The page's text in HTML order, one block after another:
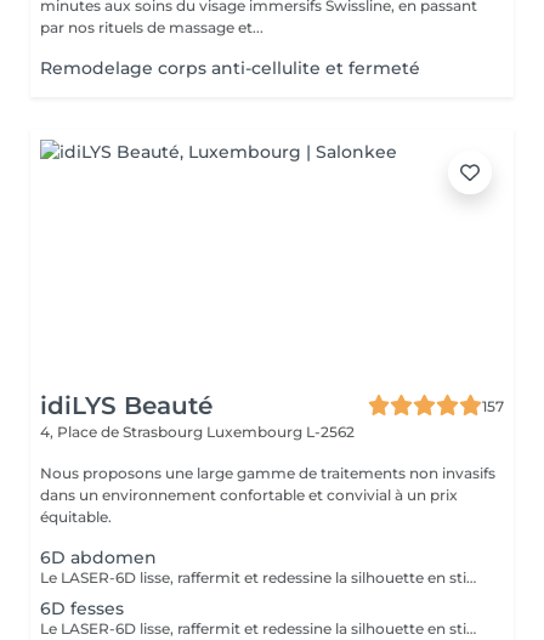
minutes aux soins du visage immersifs Swissline, en passant
par nos rituels de massage et...
Remodelage corps anti-cellulite et fermeté
idiLYS Beauté
157
4, Place de Strasbourg Luxembourg L-2562
Nous proposons une large gamme de traitements non invasifs
dans un environnement confortable et convivial à un prix
équitable.
6D abdomen
Le LASER-6D lisse, raffermit et redessine la silhouette en stimulant la peau en profondeur pour atténuer visiblement la cellulite. La LUMINOTHÉRAPIE du visage consiste à exposer la peau à des lumières LED afin de stimuler le renouvellement cellulaire et améliorer l'éclat du teint.
6D fesses
Le LASER-6D lisse, raffermit et redessine la silhouette en stimulant la peau en profondeur pour atténuer visiblement la cellulite.